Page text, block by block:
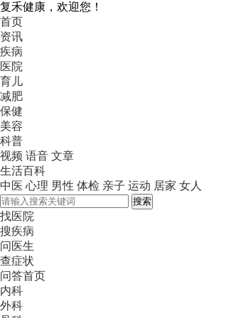
复禾健康，欢迎您！
首页
资讯
疾病
医院
育儿
减肥
保健
美容
科普
视频 语音 文章
生活百科
中医 心理 男性 体检 亲子 运动 居家 女人
搜索
找医院
搜疾病
问医生
查症状
问答首页
内科
外科